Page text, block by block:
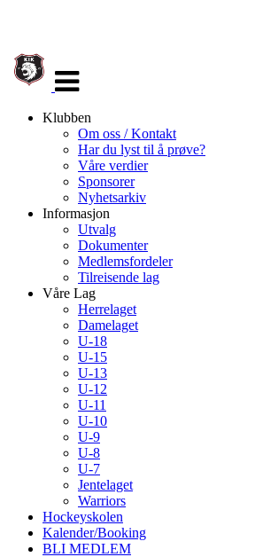
navigasjon
Klubben
Om oss / Kontakt
Har du lyst til å prøve?
Våre verdier
Sponsorer
Nyhetsarkiv
Informasjon
Utvalg
Dokumenter
Medlemsfordeler
Tilreisende lag
Våre Lag
Herrelaget
Damelaget
U-18
U-15
U-13
U-12
U-11
U-10
U-9
U-8
U-7
Jentelaget
Warriors
Hockeyskolen
Kalender/Booking
BLI MEDLEM